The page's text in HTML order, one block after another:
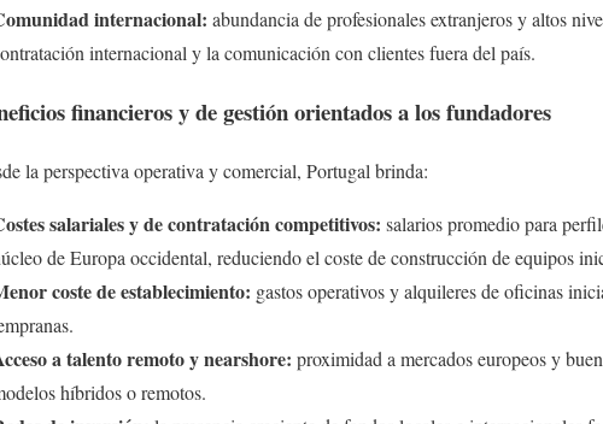
internacional: abundancia de profesionales extranjeros y altos
internacional y la comunicación con clientes fuera del país.
financieros y de gestión orientados a los fundadores
la perspectiva operativa y comercial, Portugal brinda:
salariales y de contratación competitivos: salarios promedio para
de Europa occidental, reduciendo el coste de construcción de equipos
coste de establecimiento: gastos operativos y alquileres de oficinas
a talento remoto y nearshore: proximidad a mercados europeos y
híbridos o remotos.